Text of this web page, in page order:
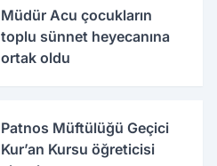
Müdür Acu çocukların
toplu sünnet heyecanına
ortak oldu
Patnos Müftülüğü Geçici
Kur’an Kursu öğreticisi